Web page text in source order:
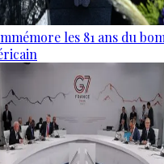
les 81 ans du